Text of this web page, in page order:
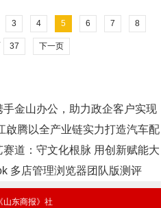
3 4 5 6 7 8
37 下一页
金山办公，助力政企客户实现
啟腾以全产业链实力打造汽车配
道：守文化根脉 用创新赋能大
多店管理浏览器团队版测评
山东商报》社